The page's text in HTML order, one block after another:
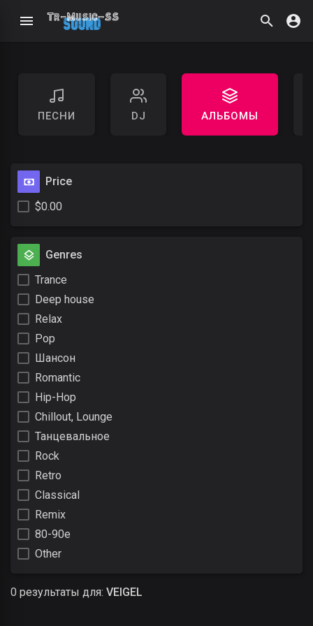
ПЕСНИ DJ АЛЬБОМЫ
Price
$0.00
Genres
Trance
Deep house
Relax
Pop
Шансон
Romantic
Hip-Hop
Chillout, Lounge
Танцевальное
Rock
Retro
Classical
Remix
80-90е
Other
0 результаты для: VEIGEL